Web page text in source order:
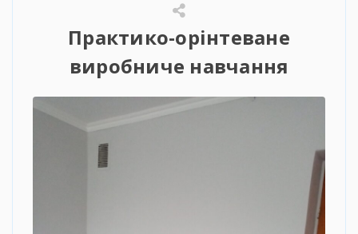
Практико-орінтеване
виробниче навчання